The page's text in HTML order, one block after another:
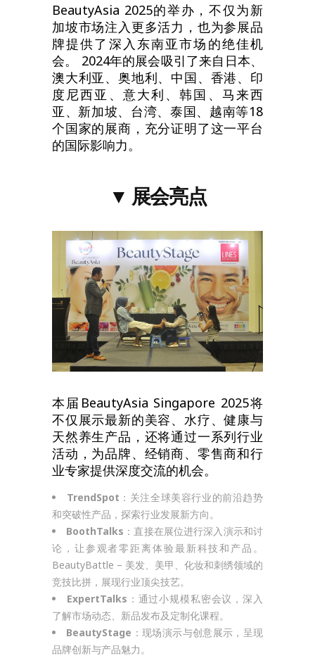
BeautyAsia 2025的举办，不仅为新
加坡市场注入更多活力，也为参展品
牌提供了深入东南亚市场的绝佳机
会。 2024年的展会吸引了来自日本、
澳大利亚、奥地利、中国、香港、印
度尼西亚、意大利、韩国、马来西
亚、新加坡、台湾、泰国、越南等18
个国家的展商，充分证明了这一平台
的国际影响力。
▼ 展会亮点
本届BeautyAsia Singapore 2025将
不仅展示最新的美容、水疗、健康与
天然养生产品，还将通过一系列行业
活动，为品牌、经销商、零售商和行
业专家提供深度交流的机会。
TrendSpot ：关注全球美容行业的前沿趋势
和突破性产品，探索行业发展新方向。
BoothTalks ：直接在展位进行深入演示和讨
论，让参观者零距离体验最新科技和产品。
BeautyBattle – 美发、美甲、化妆和刺绣领域的
竞技比拼，展现行业顶尖技艺。
ExpertTalks ：通过小规模私密会议，深入
了解市场动态、新品发布及定制化课程。
BeautyStage ：现场演示与创意展示，呈现
品牌创新与产品魅力。